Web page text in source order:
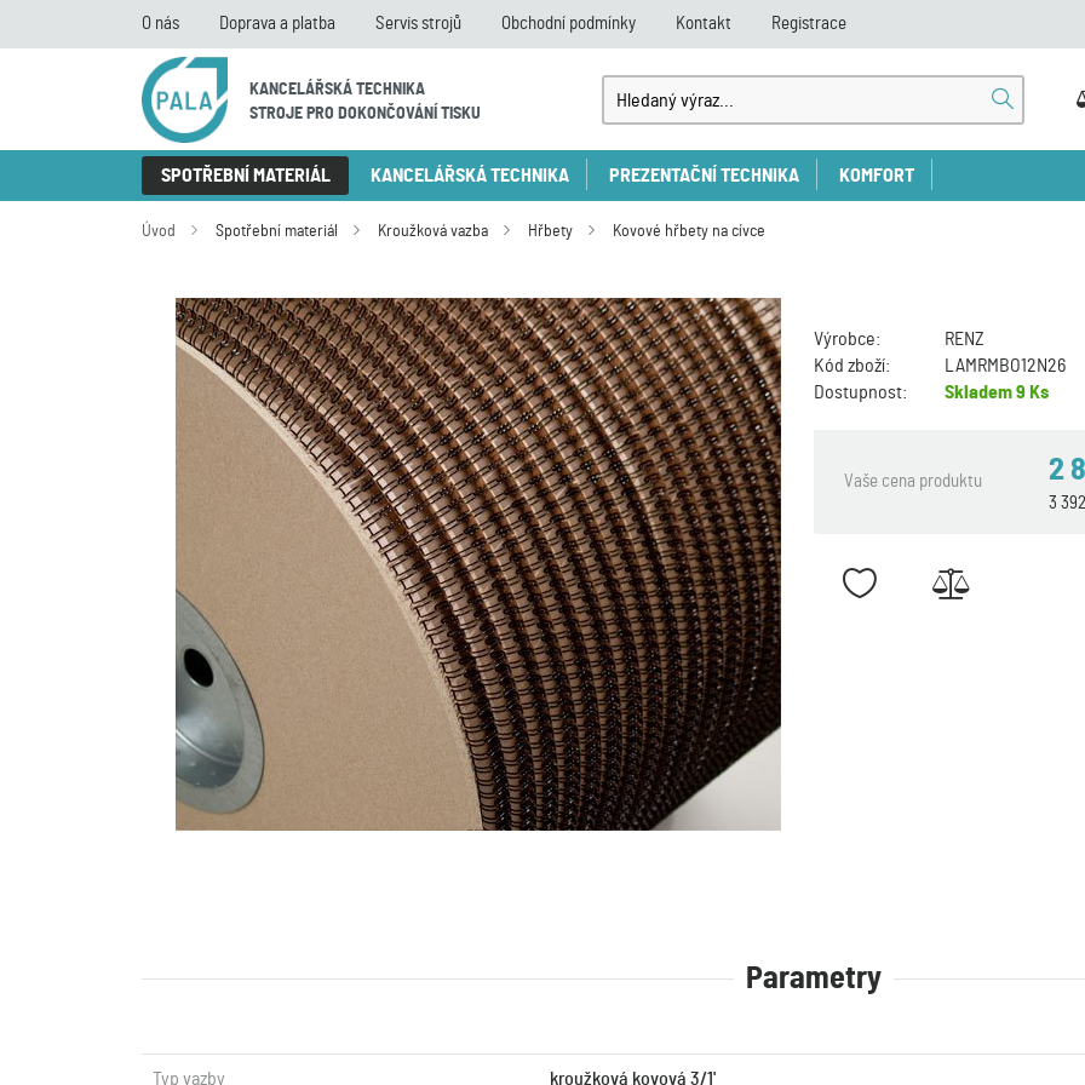
O nás Doprava a platba Servis strojů Obchodní podmínky Kontakt Registrace
KANCELÁŘSKÁ TECHNIKA
STROJE PRO DOKONČOVÁNÍ TISKU
SPOTŘEBNÍ MATERIÁL KANCELÁŘSKÁ TECHNIKA PREZENTAČNÍ TECHNIKA KOMFORT
Úvod Spotřební materiál Kroužková vazba Hřbety Kovové hřbety na cívce
Výrobce:
RENZ
Kód zboží:
LAMRMBO12N26
Dostupnost:
Skladem9 Ks
Vaše cena produktu 2
3
Parametry
Typ vazby kroužková kovová 3/1'